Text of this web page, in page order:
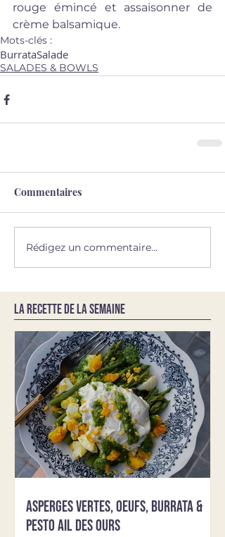
rouge émincé et assaisonner de
crème balsamique.
Mots-clés :
BurrataSalade
SALADES & BOWLS
Commentaires
Rédigez un commentaire...
LA RECETTE DE LA SEMAINE
Asperges vertes, oeufs, burrata &
pesto ail des ours